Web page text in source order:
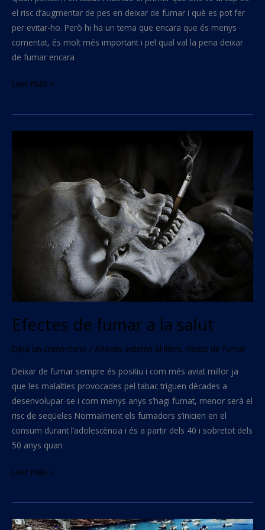
el risc d’augmentar de pes en deixar de fumar i què es pot fer
per evitar-ho. Però hi ha un tema que encara que és menys
comentat, és molt més important i pel qual val la pena deixar
de fumar encara
Leer más »
Efectes de fumar a la salut
Deja un comentario / Anexes externs al llibre, riscos de fumar
Deixar de fumar sempre és positiu i com més aviat millor ja
que les malalties provocades pel tabac triguen dècades a
desenvolupar-se i com menys anys s’hagi fumat, menor serà el
risc de seqüeles Normalment els fumadors s’inicien en el
consum durant l’adolescència i és a partir dels 40 i sobretot dels
50 anys quan
Leer más »
Platges